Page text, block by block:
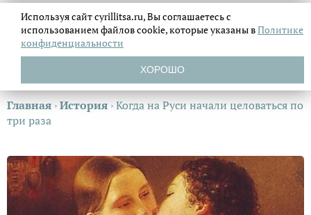
Главная ›История ›Когда на Руси начали целоваться по
три раза
Используя сайт cyrillitsa.ru, Вы соглашаетесь с
использованием файловcookie, которые указаны вПолитике
конфиденциальности
ХОРОШО